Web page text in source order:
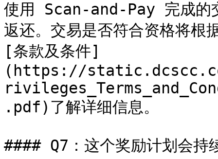
使用 Scan-and-Pay 完成的
返还。交易是否符合资格将根
[条款及条件]
(https://
.pdf)了解详细信息。
#### Q7：这个奖励计划会持